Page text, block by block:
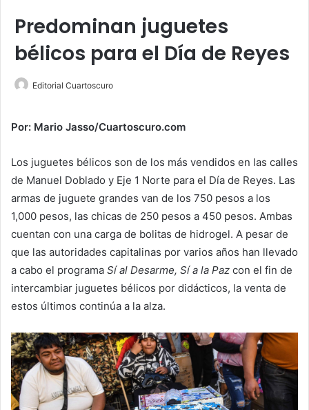
Predominan juguetes
bélicos para el Día de Reyes
Editorial Cuartoscuro
Por: Mario Jasso/Cuartoscuro.com
Los juguetes bélicos son de los más vendidos en las calles
de Manuel Doblado y Eje 1 Norte para el Día de Reyes. Las
armas de juguete grandes van de los 750 pesos a los
1,000 pesos, las chicas de 250 pesos a 450 pesos. Ambas
cuentan con una carga de bolitas de hidrogel. A pesar de
que las autoridades capitalinas por varios años han llevado
a cabo el programa Sí al Desarme, Sí a la Paz con el fin de
intercambiar juguetes bélicos por didácticos, la venta de
estos últimos continúa a la alza.